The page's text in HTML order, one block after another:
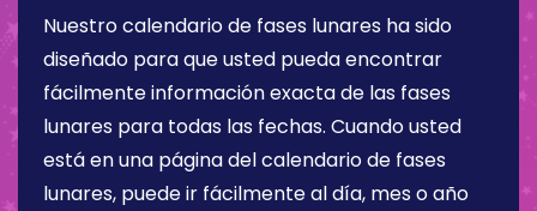
Nuestro calendario de fases lunares ha sido
diseñado para que usted pueda encontrar
fácilmente información exacta de las fases
lunares para todas las fechas. Cuando usted
está en una página del calendario de fases
lunares, puede ir fácilmente al día, mes o año